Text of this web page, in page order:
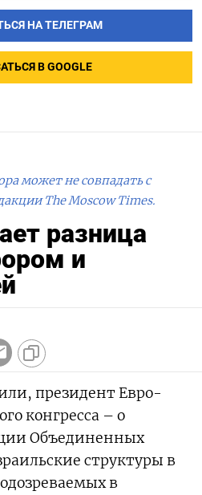
НА ТЕЛЕГРАМ
В GOOGLE
может не совпадать с
The Moscow Times.
разница
и
президент Евро-
конгресса – о
Объединенных
структуры в
в